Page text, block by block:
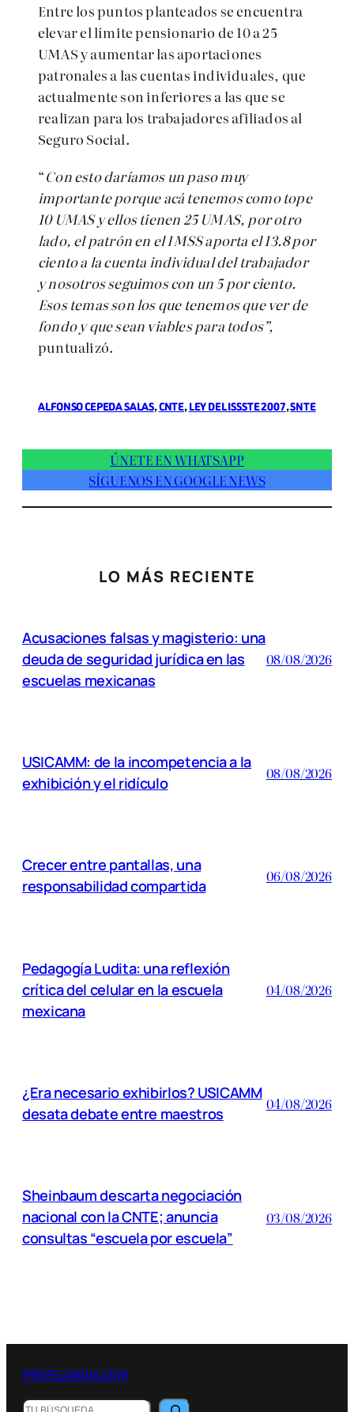
Entre los puntos planteados se encuentra
elevar el límite pensionario de 10 a 25
UMAS y aumentar las aportaciones
patronales a las cuentas individuales, que
actualmente son inferiores a las que se
realizan para los trabajadores afiliados al
Seguro Social.
“Con esto daríamos un paso muy
importante porque acá tenemos como tope
10 UMAS y ellos tienen 25 UMAS, por otro
lado, el patrón en el IMSS aporta el 13.8 por
ciento a la cuenta individual del trabajador
y nosotros seguimos con un 5 por ciento.
Esos temas son los que tenemos que ver de
fondo y que sean viables para todos”,
puntualizó.
ALFONSO CEPEDA SALAS, CNTE, LEY DEL ISSSTE 2007, SNTE
ÚNETE EN WHATSAPP
SÍGUENOS EN GOOGLE NEWS
LO MÁS RECIENTE
Acusaciones falsas y magisterio: una
deuda de seguridad jurídica en las
escuelas mexicanas
08/08/2026
USICAMM: de la incompetencia a la
exhibición y el ridículo
08/08/2026
Crecer entre pantallas, una
responsabilidad compartida
06/08/2026
Pedagogía Ludita: una reflexión
crítica del celular en la escuela
mexicana
04/08/2026
¿Era necesario exhibirlos? USICAMM
desata debate entre maestros
04/08/2026
Sheinbaum descarta negociación
nacional con la CNTE; anuncia
consultas “escuela por escuela”
03/08/2026
PROFELANDIA.COM
Buscar